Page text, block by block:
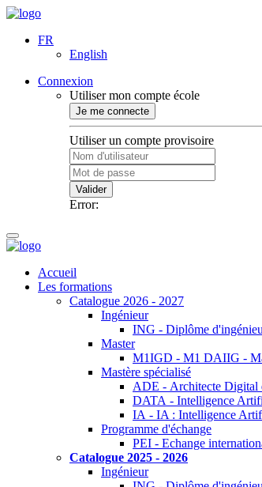
FR
English
Connexion
Utiliser mon compte école
Je me connecte
Utiliser un compte provisoire
Valider
Error:
Accueil
Les formations
Catalogue 2026 - 2027
Ingénieur
ING - Diplôme
Master
M1IGD - M1 DAIIG -
Mastère spécialisé
ADE - Architecte Digital
DATA - Intelligence
IA - IA : Intelligence
Programme d'échange
PEI - Echange
Catalogue 2025 - 2026
Ingénieur